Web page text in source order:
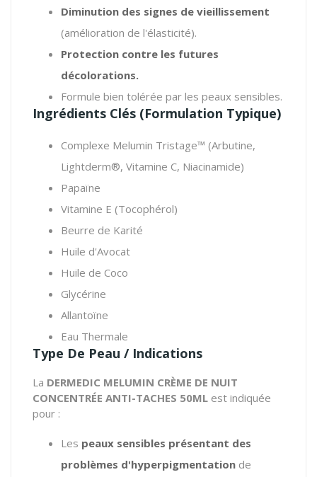
Diminution des signes de vieillissement
(amélioration de l'élasticité).
Protection contre les futures
décolorations.
Formule bien tolérée par les peaux sensibles.
Ingrédients Clés (Formulation Typique)
Complexe Melumin Tristage™ (Arbutine,
Lightderm®, Vitamine C, Niacinamide)
Papaïne
Vitamine E (Tocophérol)
Beurre de Karité
Huile d'Avocat
Huile de Coco
Glycérine
Allantoïne
Eau Thermale
Type De Peau / Indications
La DERMEDIC MELUMIN CRÈME DE NUIT
CONCENTRÉE ANTI-TACHES 50ML est indiquée
pour :
Les peaux sensibles présentant des
problèmes d'hyperpigmentation de